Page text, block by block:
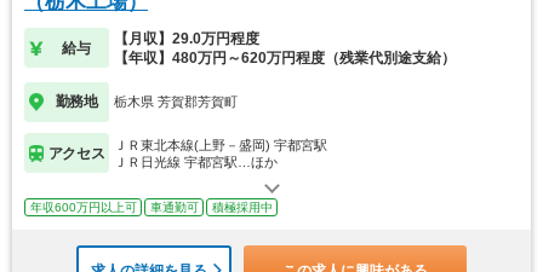
給与
【月収】29.0万円程度
【年収】480万円～620万円程度（残業代別途支給）
勤務地 栃木県 芳賀郡芳賀町
アクセス
ＪＲ東北本線(上野－盛岡) 宇都宮駅
ＪＲ日光線 宇都宮駅…ほか
年収600万円以上可 車通勤可 積極採用中